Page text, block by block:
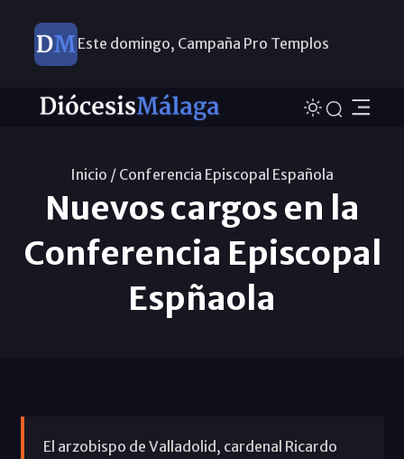
Este domingo, Campaña Pro Templos
Inicio / Conferencia Episcopal Española
Nuevos cargos en la
Conferencia Episcopal
Espñaola
El arzobispo de Valladolid, cardenal Ricardo